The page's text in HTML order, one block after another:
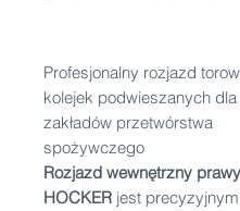
Profesjonalny rozjazd
kolejek podwieszanych dla
zakładów przetwórstwa
spożywczego
Rozjazd wewnętrzny
HOCKER jest precyzyjnym